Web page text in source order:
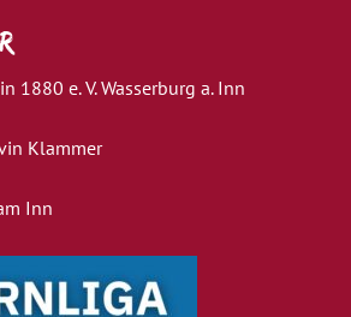
1880 e. V. Wasserburg a. Inn
Klammer
Inn